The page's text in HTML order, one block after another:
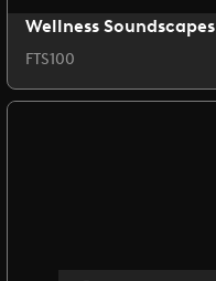
Wellness Soundscapes
FTS100